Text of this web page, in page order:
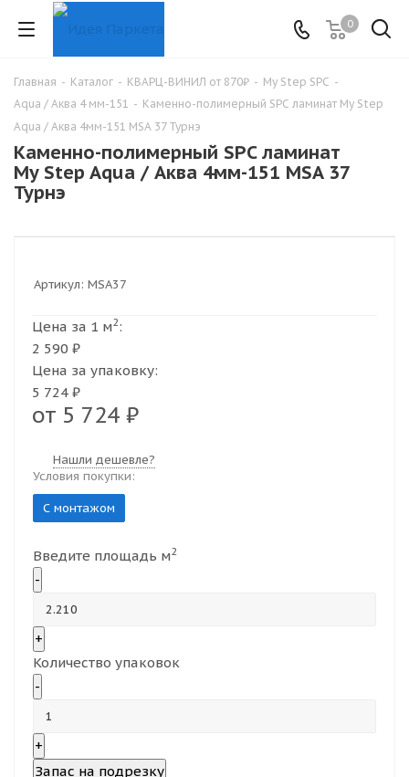
0
Главная - Каталог - КВАРЦ-ВИНИЛ от 870₽ - My Step SPC -
Aqua / Аква 4 мм-151 - Каменно-полимерный SPC ламинат My Step
Aqua / Аква 4мм-151 MSA 37 Турнэ
Каменно-полимерный SPC ламинат
My Step Aqua / Аква 4мм-151 MSA 37
Турнэ
Артикул: MSA37
Цена за 1 м2:
2 590 ₽
Цена за упаковку:
5 724 ₽
от 5 724 ₽
Нашли дешевле?
Условия покупки:
С монтажом
Введите площадь м2
-
+
Количество упаковок
-
+
Запас на подрезку